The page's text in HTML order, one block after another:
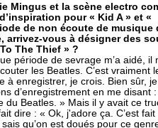
Mingus et la scène electro
pour « Kid A » et «
de non écoute de musique
arrivez-vous à désigner des
The Thief » ?
période de sevrage m’a aidé, il
les Beatles. C’est vraiment
à enregistrer, je crois. Bien sûr, je
d’enregistrement en me disant
du Beatles. » Mais il y avait ce
dire : « Ok, j'adore ça. C’est fait
qu’on est doués pour ce